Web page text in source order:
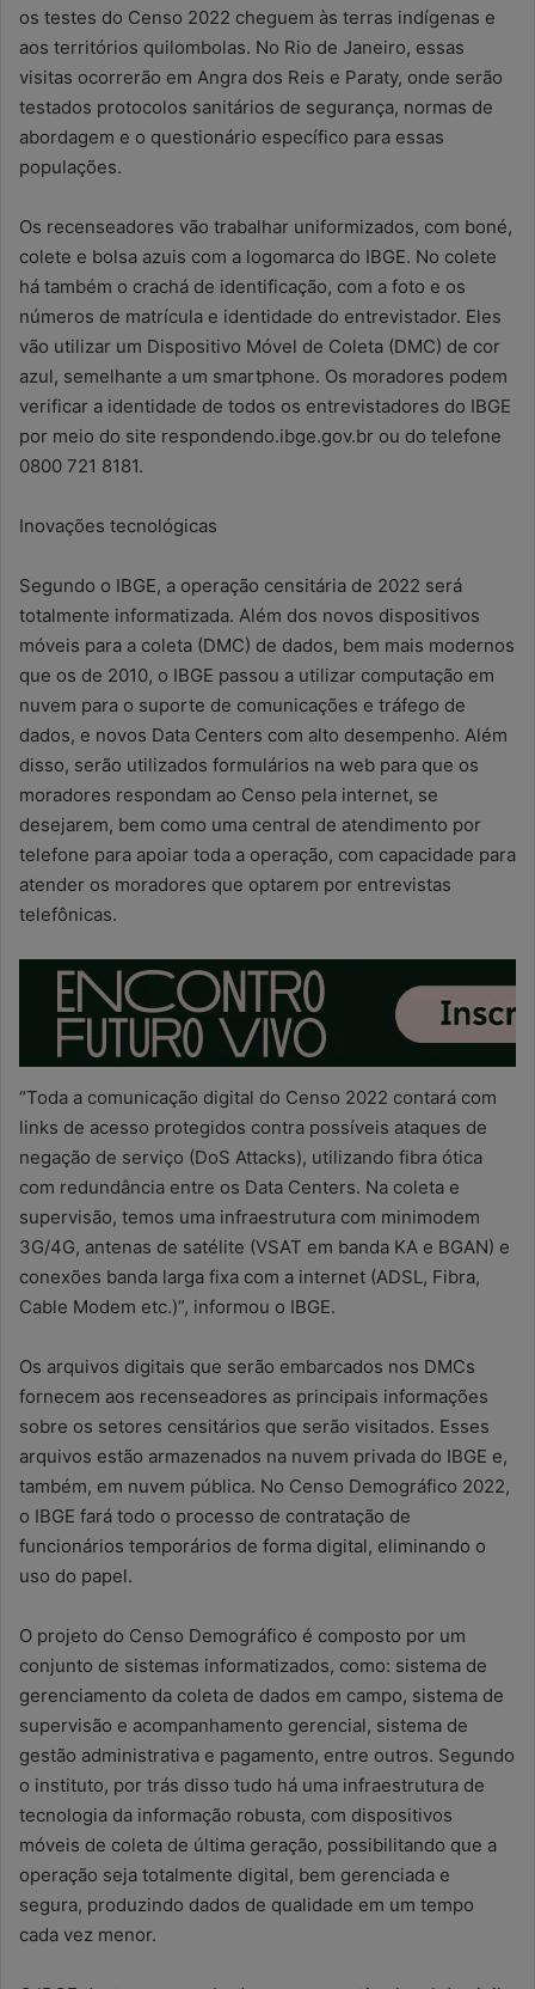
os testes do Censo 2022 cheguem às terras indígenas e
aos territórios quilombolas. No Rio de Janeiro, essas
visitas ocorrerão em Angra dos Reis e Paraty, onde serão
testados protocolos sanitários de segurança, normas de
abordagem e o questionário específico para essas
populações.
Os recenseadores vão trabalhar uniformizados, com boné,
colete e bolsa azuis com a logomarca do IBGE. No colete
há também o crachá de identificação, com a foto e os
números de matrícula e identidade do entrevistador. Eles
vão utilizar um Dispositivo Móvel de Coleta (DMC) de cor
azul, semelhante a um smartphone. Os moradores podem
verificar a identidade de todos os entrevistadores do IBGE
por meio do site respondendo.ibge.gov.br ou do telefone
0800 721 8181.
Inovações tecnológicas
Segundo o IBGE, a operação censitária de 2022 será
totalmente informatizada. Além dos novos dispositivos
móveis para a coleta (DMC) de dados, bem mais modernos
que os de 2010, o IBGE passou a utilizar computação em
nuvem para o suporte de comunicações e tráfego de
dados, e novos Data Centers com alto desempenho. Além
disso, serão utilizados formulários na web para que os
moradores respondam ao Censo pela internet, se
desejarem, bem como uma central de atendimento por
telefone para apoiar toda a operação, com capacidade para
atender os moradores que optarem por entrevistas
telefônicas.
“Toda a comunicação digital do Censo 2022 contará com
links de acesso protegidos contra possíveis ataques de
negação de serviço (DoS Attacks), utilizando fibra ótica
com redundância entre os Data Centers. Na coleta e
supervisão, temos uma infraestrutura com minimodem
3G/4G, antenas de satélite (VSAT em banda KA e BGAN) e
conexões banda larga fixa com a internet (ADSL, Fibra,
Cable Modem etc.)”, informou o IBGE.
Os arquivos digitais que serão embarcados nos DMCs
fornecem aos recenseadores as principais informações
sobre os setores censitários que serão visitados. Esses
arquivos estão armazenados na nuvem privada do IBGE e,
também, em nuvem pública. No Censo Demográfico 2022,
o IBGE fará todo o processo de contratação de
funcionários temporários de forma digital, eliminando o
uso do papel.
O projeto do Censo Demográfico é composto por um
conjunto de sistemas informatizados, como: sistema de
gerenciamento da coleta de dados em campo, sistema de
supervisão e acompanhamento gerencial, sistema de
gestão administrativa e pagamento, entre outros. Segundo
o instituto, por trás disso tudo há uma infraestrutura de
tecnologia da informação robusta, com dispositivos
móveis de coleta de última geração, possibilitando que a
operação seja totalmente digital, bem gerenciada e
segura, produzindo dados de qualidade em um tempo
cada vez menor.